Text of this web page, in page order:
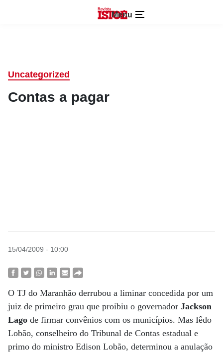
Menu
Uncategorized
Contas a pagar
15/04/2009 - 10:00
O TJ do Maranhão derrubou a liminar concedida por um
juiz de primeiro grau que proibiu o governador Jackson
Lago de firmar convênios com os municípios. Mas Iêdo
Lobão, conselheiro do Tribunal de Contas estadual e
primo do ministro Edison Lobão, determinou a anulação